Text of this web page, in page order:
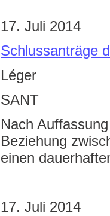
17. Juli 2014
Schlussanträge
Léger
SANT
Nach
Beziehung
einen
17. Juli 2014